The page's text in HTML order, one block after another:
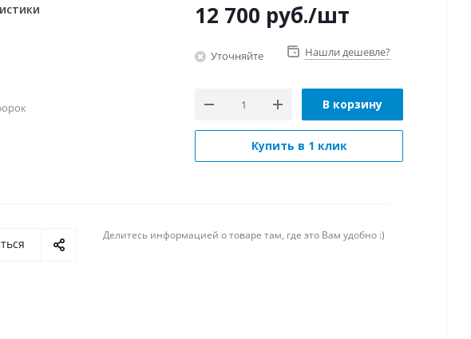
12 700 руб./шт
Уточняйте Нашли дешевле?
В корзину
Купить в 1 клик
Делитесь информацией о товаре там, где это Вам удобно :)